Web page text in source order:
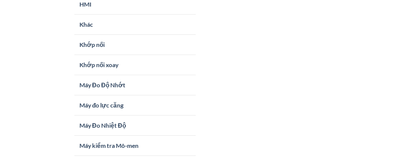
HMI
Khác
Khớp nối
Khớp nối xoay
Máy Đo Độ Nhớt
Máy đo lực căng
Máy Đo Nhiệt Độ
Máy kiểm tra Mô-men